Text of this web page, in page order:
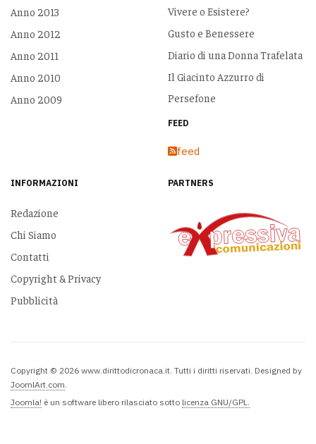
Anno 2013
Anno 2012
Anno 2011
Anno 2010
Anno 2009
Vivere o Esistere?
Gusto e Benessere
Diario di una Donna Trafelata
Il Giacinto Azzurro di
Persefone
FEED
feed
INFORMAZIONI
Redazione
Chi Siamo
Contatti
Copyright & Privacy
Pubblicità
PARTNERS
Copyright © 2026 www.dirittodicronaca.it. Tutti i diritti riservati. Designed by
JoomlArt.com
Joomla! è un software libero rilasciato sotto licenza GNU/GPL.